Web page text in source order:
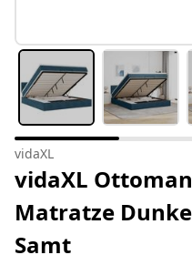
vidaXL
vidaXL
Matratze
Samt